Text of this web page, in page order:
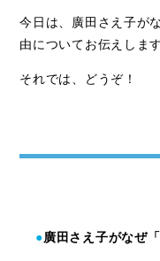
今日は、廣田さえ子が
由についてお伝えします
それでは、どうぞ！
廣田さえ子がなぜ